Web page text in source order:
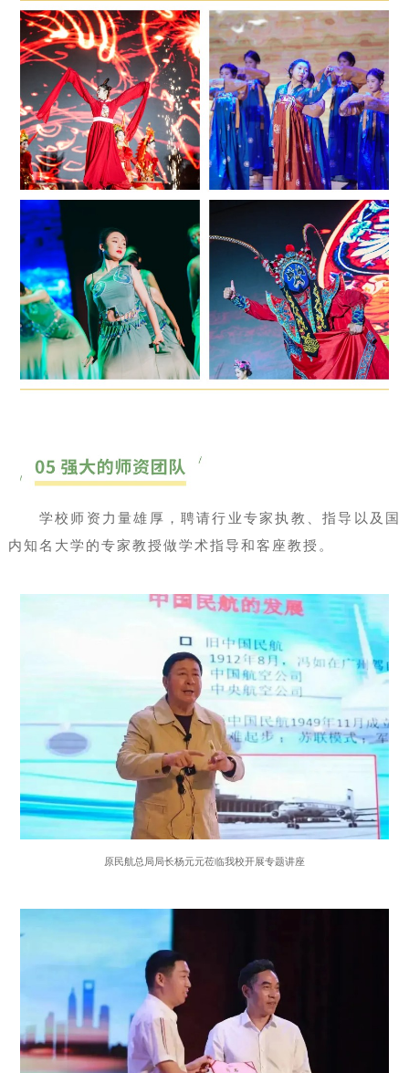
学校师资力量雄厚，聘请行业专家执教、指导以及国
内知名大学的专家教授做学术指导和客座教授。
原民航总局局长杨元元莅临我校开展专题讲座